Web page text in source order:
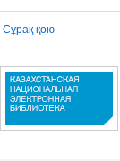
Сұрақ қою